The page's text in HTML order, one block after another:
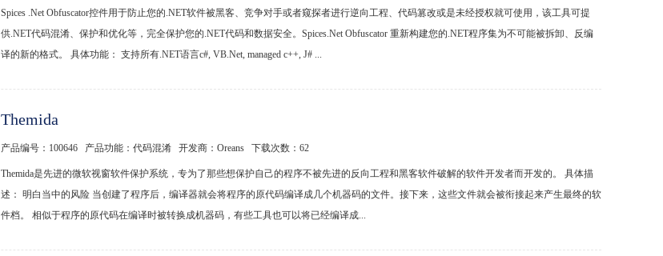
Spices .Net Obfuscator控件用于防止您的.NET软件被黑客、竞争对手或者窥探者进行逆向工程、代码篡改或是未经授权就可使用，该工具可提
供.NET代码混淆、保护和优化等，完全保护您的.NET代码和数据安全。Spices.Net Obfuscator 重新构建您的.NET程序集为不可能被拆卸、反编
译的新的格式。 具体功能： 支持所有.NET语言c#, VB.Net, managed c++, J# ...
Themida
产品编号：100646 产品功能：代码混淆 开发商：Oreans 下载次数： 62
Themida是先进的微软视窗软件保护系统，专为了那些想保护自己的程序不被先进的反向工程和黑客软件破解的软件开发者而开发的。 具体描
述： 明白当中的风险 当创建了程序后，编译器就会将程序的原代码编译成几个机器码的文件。接下来，这些文件就会被衔接起来产生最终的软
件档。 相似于程序的原代码在编译时被转换成机器码，有些工具也可以将已经编译成...